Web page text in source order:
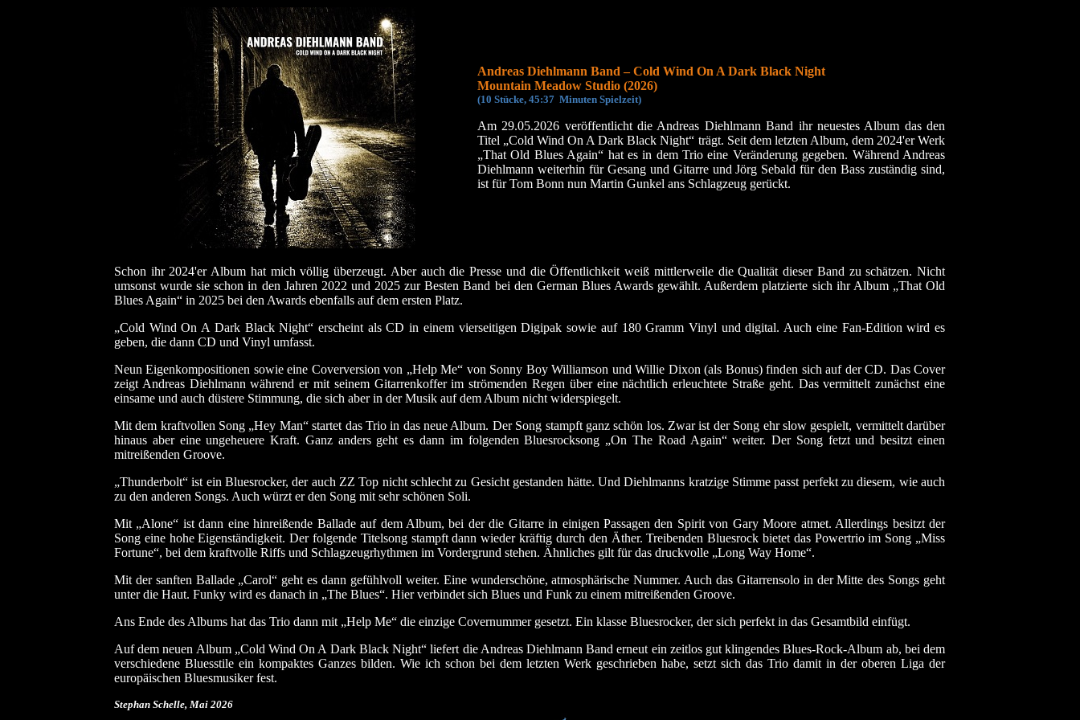
Andreas Diehlmann Band – Cold Wind On A Dark Black Night
Mountain Meadow Studio (2026)
(10 Stücke, 45:37 Minuten Spielzeit)
Am 29.05.2026 veröffentlicht die Andreas Diehlmann Band ihr neuestes Album das den
Titel „Cold Wind On A Dark Black Night“ trägt. Seit dem letzten Album, dem 2024'er Werk
„That Old Blues Again“ hat es in dem Trio eine Veränderung gegeben. Während Andreas
Diehlmann weiterhin für Gesang und Gitarre und Jörg Sebald für den Bass zuständig sind,
ist für Tom Bonn nun Martin Gunkel ans Schlagzeug gerückt.
Schon ihr 2024'er Album hat mich völlig überzeugt. Aber auch die Presse und die Öffentlichkeit weiß mittlerweile die Qualität dieser Band zu schätzen. Nicht
umsonst wurde sie schon in den Jahren 2022 und 2025 zur Besten Band bei den German Blues Awards gewählt. Außerdem platzierte sich ihr Album „That Old
Blues Again“ in 2025 bei den Awards ebenfalls auf dem ersten Platz.
„Cold Wind On A Dark Black Night“ erscheint als CD in einem vierseitigen Digipak sowie auf 180 Gramm Vinyl und digital. Auch eine Fan-Edition wird es
geben, die dann CD und Vinyl umfasst.
Neun Eigenkompositionen sowie eine Coverversion von „Help Me“ von Sonny Boy Williamson und Willie Dixon (als Bonus) finden sich auf der CD. Das Cover
zeigt Andreas Diehlmann während er mit seinem Gitarrenkoffer im strömenden Regen über eine nächtlich erleuchtete Straße geht. Das vermittelt zunächst eine
einsame und auch düstere Stimmung, die sich aber in der Musik auf dem Album nicht widerspiegelt.
Mit dem kraftvollen Song „Hey Man“ startet das Trio in das neue Album. Der Song stampft ganz schön los. Zwar ist der Song ehr slow gespielt, vermittelt darüber
hinaus aber eine ungeheuere Kraft. Ganz anders geht es dann im folgenden Bluesrocksong „On The Road Again“ weiter. Der Song fetzt und besitzt einen
mitreißenden Groove.
„Thunderbolt“ ist ein Bluesrocker, der auch ZZ Top nicht schlecht zu Gesicht gestanden hätte. Und Diehlmanns kratzige Stimme passt perfekt zu diesem, wie auch
zu den anderen Songs. Auch würzt er den Song mit sehr schönen Soli.
Mit „Alone“ ist dann eine hinreißende Ballade auf dem Album, bei der die Gitarre in einigen Passagen den Spirit von Gary Moore atmet. Allerdings besitzt der
Song eine hohe Eigenständigkeit. Der folgende Titelsong stampft dann wieder kräftig durch den Äther. Treibenden Bluesrock bietet das Powertrio im Song „Miss
Fortune“, bei dem kraftvolle Riffs und Schlagzeugrhythmen im Vordergrund stehen. Ähnliches gilt für das druckvolle „Long Way Home“.
Mit der sanften Ballade „Carol“ geht es dann gefühlvoll weiter. Eine wunderschöne, atmosphärische Nummer. Auch das Gitarrensolo in der Mitte des Songs geht
unter die Haut. Funky wird es danach in „The Blues“. Hier verbindet sich Blues und Funk zu einem mitreißenden Groove.
Ans Ende des Albums hat das Trio dann mit „Help Me“ die einzige Covernummer gesetzt. Ein klasse Bluesrocker, der sich perfekt in das Gesamtbild einfügt.
Auf dem neuen Album „Cold Wind On A Dark Black Night“ liefert die Andreas Diehlmann Band erneut ein zeitlos gut klingendes Blues-Rock-Album ab, bei dem
verschiedene Bluesstile ein kompaktes Ganzes bilden. Wie ich schon bei dem letzten Werk geschrieben habe, setzt sich das Trio damit in der oberen Liga der
europäischen Bluesmusiker fest.
Stephan Schelle, Mai 2026